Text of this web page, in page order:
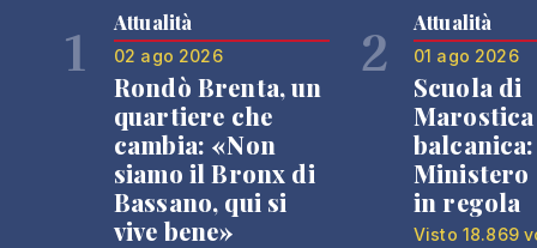
1 Attualità
02 ago 2026
Rondò Brenta, un
quartiere che
cambia: «Non
siamo il Bronx di
Bassano, qui si
vive bene»
2 Attualità
01 ago 2026
Scuola di
Ministero
in regola
Visto 18.869